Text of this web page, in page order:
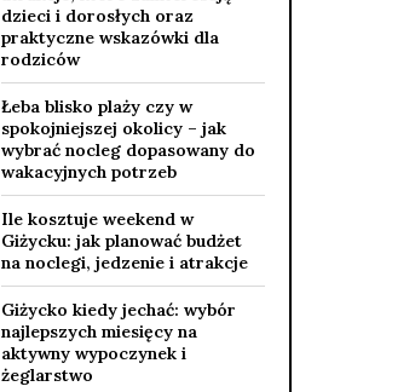
dzieci i dorosłych oraz
praktyczne wskazówki dla
rodziców
Łeba blisko plaży czy w
spokojniejszej okolicy – jak
wybrać nocleg dopasowany do
wakacyjnych potrzeb
Ile kosztuje weekend w
Giżycku: jak planować budżet
na noclegi, jedzenie i atrakcje
Giżycko kiedy jechać: wybór
najlepszych miesięcy na
aktywny wypoczynek i
żeglarstwo